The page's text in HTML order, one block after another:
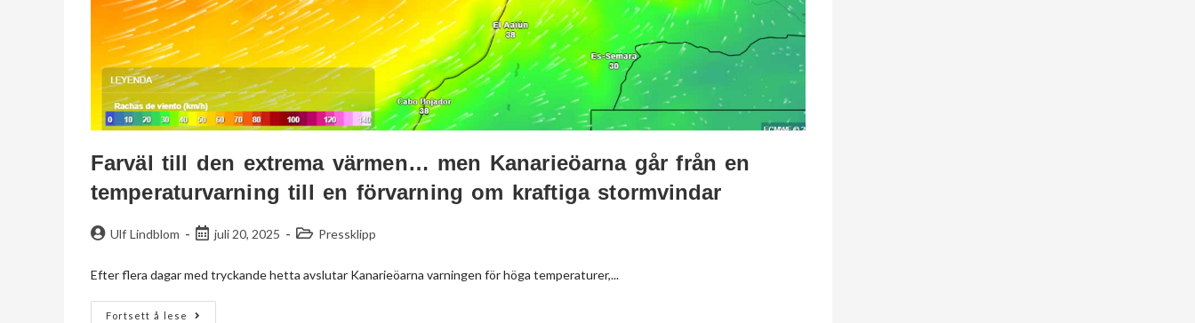
Farväl till den extrema värmen… men Kanarieöarna går från en
temperaturvarning till en förvarning om kraftiga stormvindar
Ulf Lindblom juli 20, 2025 Pressklipp
Efter flera dagar med tryckande hetta avslutar Kanarieöarna varningen för höga temperaturer,...
Fortsett å lese